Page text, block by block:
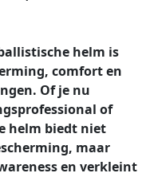
helm is
comfort en
Of je nu
of
helm biedt niet
maar
en verkleint